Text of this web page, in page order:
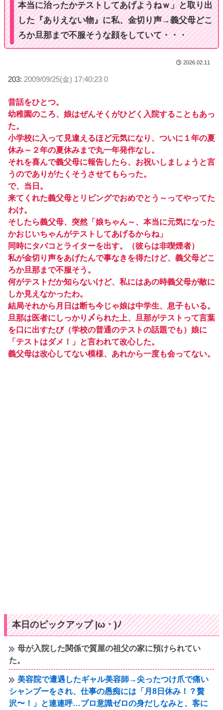
本当に治ったかテストしてあげようねｗ」と取り出
した『ありえない物』に私、金切り声→義父母どこ
ろか旦那まで不服そうな顔をしていて・・・
2026.02.11
203: 2009/09/25(金) 17:40:23 0
昔話をひとつ。
幼稚園のころ、娘はぜんそくがひどく入院することもあっ
た。
小学校に入って見違えるほど元気になり、ついに１年の夏
休み～２年の夏休みまで丸一年発作なし。
それを喜んで義父母に報告したら、お祝いしましょうと言
うのでありがたくそうさせてもらった。
で、当日。
来てくれた義父母とリビングでおめでとう～ってやってた
わけ。
そしたら義父母、突然「娘ちゃん～、本当に元気になった
かおじいちゃんがテストしてあげるからね」
同時にタバコとライターを出す。（彼らは非喫煙者）
私が金切り声をあげたんで事なきを得たけど、義父母どこ
ろか旦那まで不服そう。
何がテストだか知らないけど、私にはあの時義父母が敵に
しか見えなかったわ。
結局それから月日は断ち今じゃ娘は中学生、息子もいる。
旦那は医者にしっかり〆られた上、旦那がテストって言葉
を口に出すたび（学校の普通のテストの話題でも）娘に
「テストはダメ！」と言われて改心した。
義父母は改心してない模様、あれから一度も会ってない。
本日のピックアップ |ω・)ﾉ
母が入院した関係で質屋の祖父の家に預けられてい
た。
美容院で遭遇したギャル美容師→尖ったつけ爪で痛い
シャンプーをされ、仕事の愚痴には「月8日休み！？贅
沢〜！」と連連呼…プロ意識ゼロの身だしなみと、客に